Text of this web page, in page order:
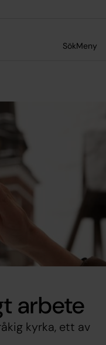
SökMeny
arbete
kyrka, ett av